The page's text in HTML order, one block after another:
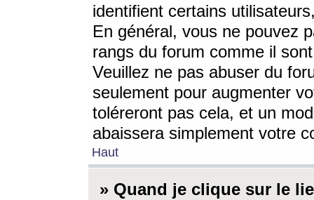
identifient certains
En général, vous ne pouvez
rangs du forum comme il
Veuillez ne pas abuser du
seulement pour augmenter
toléreront pas cela, et un
abaissera simplement votre
Haut
» Quand je clique sur le